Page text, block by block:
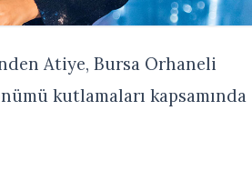
Atiye, Bursa Orhaneli
kutlamaları kapsamında